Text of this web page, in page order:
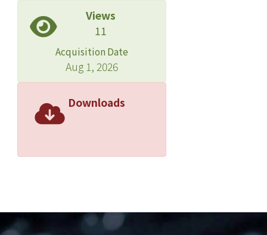
Views
11
Acquisition Date
Aug 1, 2026
Downloads